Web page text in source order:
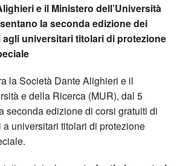
e il Ministero dell’Università
la seconda edizione dei
universitari titolari di protezione
la Società Dante Alighieri e il
e della Ricerca (MUR), dal 5
seconda edizione di corsi gratuiti di
universitari titolari di protezione